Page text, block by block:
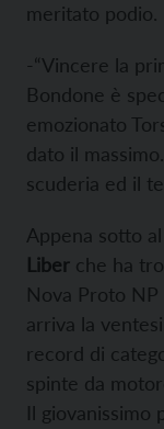
meritato podio.
-“Vincere la
Bondone è
emozionato
dato il
scuderia ed il
Appena sotto
Liber che ha
Nova Proto
arriva la
record di
spinte da
Il giovanissimo